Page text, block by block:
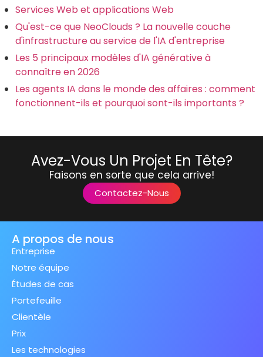
Services Web et applications Web
Qu'est-ce que NeoClouds ? La nouvelle couche
d'infrastructure au service de l'IA d'entreprise
Les 5 principaux modèles d'IA générative à
connaître en 2026
Les agents IA dans le monde des affaires : comment
fonctionnent-ils et pourquoi sont-ils importants ?
Avez-Vous Un Projet En Tête?
Faisons en sorte que cela arrive!
Contactez-Nous
A propos de nous
Entreprise
Notre équipe
Études de cas
Portefeuille
Clientèle
Prix
Les technologies